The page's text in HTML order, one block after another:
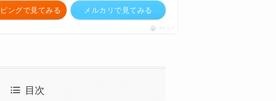
ングで見てみる メルカリで見てみる
ポチップ
目次